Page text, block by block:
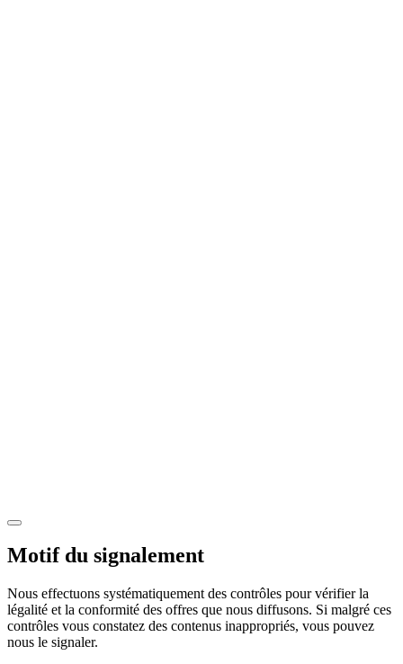
Motif du signalement
Nous effectuons systématiquement des contrôles pour vérifier la
légalité et la conformité des offres que nous diffusons. Si malgré ces
contrôles vous constatez des contenus inappropriés, vous pouvez
nous le signaler.